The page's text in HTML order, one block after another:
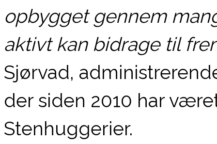
opbygget gennem
aktivt kan bidrage til
Sjørvad,
der siden 2010 har
Stenhuggerier.